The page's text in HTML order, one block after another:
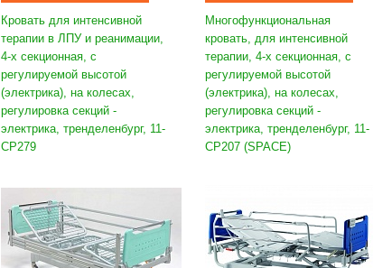
Кровать для интенсивной
терапии в ЛПУ и реанимации,
4-х секционная, с
регулируемой высотой
(электрика), на колесах,
регулировка секций -
электрика, тренделенбург, 11-
CP279
Многофункциональная
кровать, для интенсивной
терапии, 4-х секционная, с
регулируемой высотой
(электрика), на колесах,
регулировка секций -
электрика, тренделенбург, 11-
CP207 (SPACE)